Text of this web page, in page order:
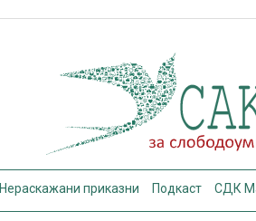
Нераскажани приказни Подкаст СДК